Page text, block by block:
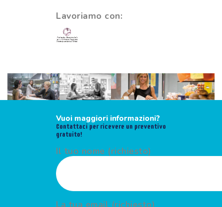
Lavoriamo con:
Vuoi maggiori informazioni?
Contattaci per ricevere un preventivo
gratuito!
Il tuo nome (richiesto)
La tua email (richiesto)